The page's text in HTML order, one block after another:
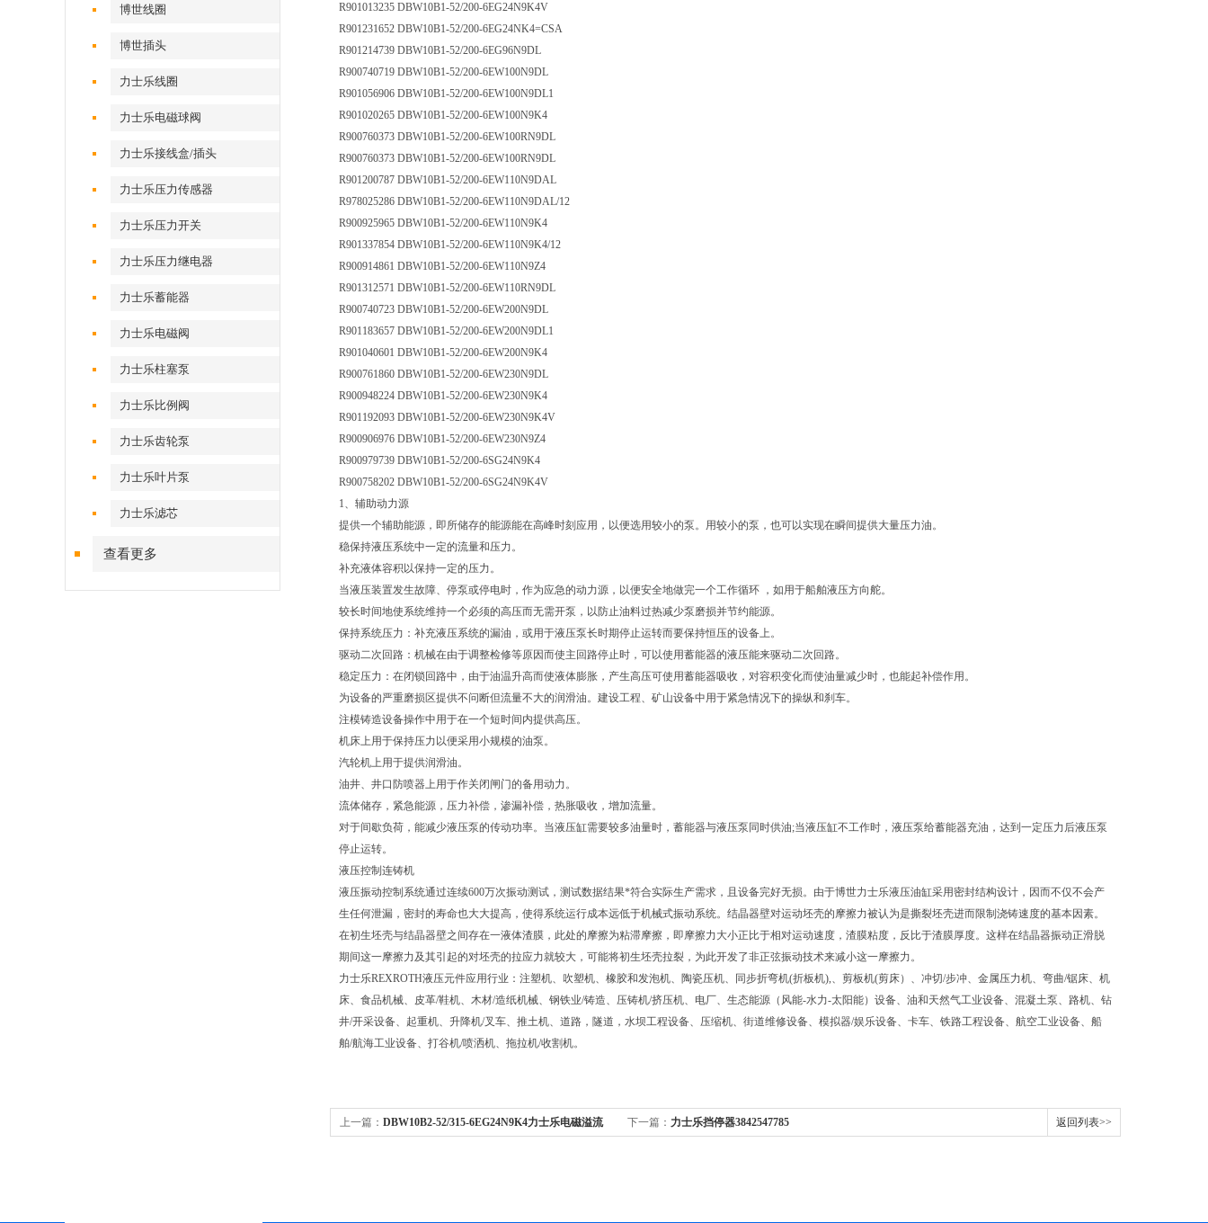
博世线圈
博世插头
力士乐线圈
力士乐电磁球阀
力士乐接线盒/插头
力士乐压力传感器
力士乐压力开关
力士乐压力继电器
力士乐蓄能器
力士乐电磁阀
力士乐柱塞泵
力士乐比例阀
力士乐齿轮泵
力士乐叶片泵
力士乐滤芯
查看更多
R901013235 DBW10B1-52/200-6EG24N9K4V
R901231652 DBW10B1-52/200-6EG24NK4=CSA
R901214739 DBW10B1-52/200-6EG96N9DL
R900740719 DBW10B1-52/200-6EW100N9DL
R901056906 DBW10B1-52/200-6EW100N9DL1
R901020265 DBW10B1-52/200-6EW100N9K4
R900760373 DBW10B1-52/200-6EW100RN9DL
R900760373 DBW10B1-52/200-6EW100RN9DL
R901200787 DBW10B1-52/200-6EW110N9DAL
R978025286 DBW10B1-52/200-6EW110N9DAL/12
R900925965 DBW10B1-52/200-6EW110N9K4
R901337854 DBW10B1-52/200-6EW110N9K4/12
R900914861 DBW10B1-52/200-6EW110N9Z4
R901312571 DBW10B1-52/200-6EW110RN9DL
R900740723 DBW10B1-52/200-6EW200N9DL
R901183657 DBW10B1-52/200-6EW200N9DL1
R901040601 DBW10B1-52/200-6EW200N9K4
R900761860 DBW10B1-52/200-6EW230N9DL
R900948224 DBW10B1-52/200-6EW230N9K4
R901192093 DBW10B1-52/200-6EW230N9K4V
R900906976 DBW10B1-52/200-6EW230N9Z4
R900979739 DBW10B1-52/200-6SG24N9K4
R900758202 DBW10B1-52/200-6SG24N9K4V
1、辅助动力源
提供一个辅助能源，即所储存的能源能在高峰时刻应用，以便选用较小的泵。用较小的泵，也可以实现在瞬间提供大量压力油。
稳保持液压系统中一定的流量和压力。
补充液体容积以保持一定的压力。
当液压装置发生故障、停泵或停电时，作为应急的动力源，以便安全地做完一个工作循环 ，如用于船舶液压方向舵。
较长时间地使系统维持一个必须的高压而无需开泵，以防止油料过热减少泵磨损并节约能源。
保持系统压力：补充液压系统的漏油，或用于液压泵长时期停止运转而要保持恒压的设备上。
驱动二次回路：机械在由于调整检修等原因而使主回路停止时，可以使用蓄能器的液压能来驱动二次回路。
稳定压力：在闭锁回路中，由于油温升高而使液体膨胀，产生高压可使用蓄能器吸收，对容积变化而使油量减少时，也能起补偿作用。
为设备的严重磨损区提供不问断但流量不大的润滑油。建设工程、矿山设备中用于紧急情况下的操纵和刹车。
注模铸造设备操作中用于在一个短时间内提供高压。
机床上用于保持压力以便采用小规模的油泵。
汽轮机上用于提供润滑油。
油井、井口防喷器上用于作关闭闸门的备用动力。
流体储存，紧急能源，压力补偿，渗漏补偿，热胀吸收，增加流量。
对于间歇负荷，能减少液压泵的传动功率。当液压缸需要较多油量时，蓄能器与液压泵同时供油;当液压缸不工作时，液压泵给蓄能器充油，达到一定压力后液压泵
停止运转。
液压控制连铸机
液压振动控制系统通过连续600万次振动测试，测试数据结果*符合实际生产需求，且设备完好无损。由于博世力士乐液压油缸采用密封结构设计，因而不仅不会产
生任何泄漏，密封的寿命也大大提高，使得系统运行成本远低于机械式振动系统。结晶器壁对运动坯壳的摩擦力被认为是撕裂坯壳进而限制浇铸速度的基本因素。
在初生坯壳与结晶器壁之间存在一液体渣膜，此处的摩擦为粘滞摩擦，即摩擦力大小正比于相对运动速度，渣膜粘度，反比于渣膜厚度。这样在结晶器振动正滑脱
期间这一摩擦力及其引起的对坯壳的拉应力就较大，可能将初生坯壳拉裂，为此开发了非正弦振动技术来减小这一摩擦力。
力士乐REXROTH液压元件应用行业：注塑机、吹塑机、橡胶和发泡机、陶瓷压机、同步折弯机(折板机),、剪板机(剪床）、冲切/步冲、金属压力机、弯曲/锯床、机
床、食品机械、皮革/鞋机、木材/造纸机械、钢铁业/铸造、压铸机/挤压机、电厂、生态能源（风能-水力-太阳能）设备、油和天然气工业设备、混凝土泵、路机、钻
井/开采设备、起重机、升降机/叉车、推土机、道路，隧道，水坝工程设备、压缩机、街道维修设备、模拟器/娱乐设备、卡车、铁路工程设备、航空工业设备、船
舶/航海工业设备、打谷机/喷洒机、拖拉机/收割机。
上一篇： DBW10B2-52/315-6EG24N9K4力士乐电磁溢流 下一篇： 力士乐挡停器3842547785 返回列表>>